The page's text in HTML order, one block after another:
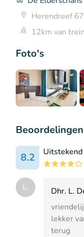
Foto's
Beoordelingen
8.2
Uitstekend
L.
Dhr. L.
lekker
terug
Herendreef
12km van